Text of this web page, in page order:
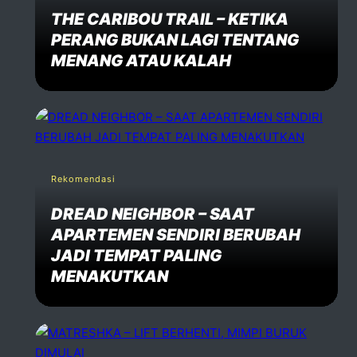
THE CARIBOU TRAIL – KETIKA
PERANG BUKAN LAGI TENTANG
MENANG ATAU KALAH
Rekomendasi
DREAD NEIGHBOR – SAAT
APARTEMEN SENDIRI BERUBAH
JADI TEMPAT PALING
MENAKUTKAN